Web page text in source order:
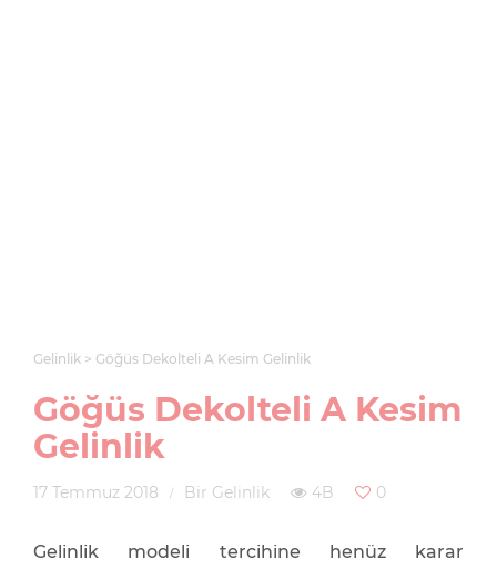
Gelinlik Göğüs Dekolteli A Kesim Gelinlik
Göğüs Dekolteli A Kesim
Gelinlik
17 Temmuz 2018 Bir Gelinlik 4B 0
Gelinlik modeli tercihine henüz karar